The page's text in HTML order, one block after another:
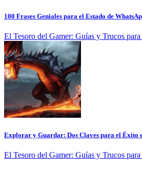
100 Frases Geniales para el Estado de
El Tesoro del Gamer: Guías y Trucos
Explorar y Guardar: Dos Claves para el Éxito
El Tesoro del Gamer: Guías y Trucos